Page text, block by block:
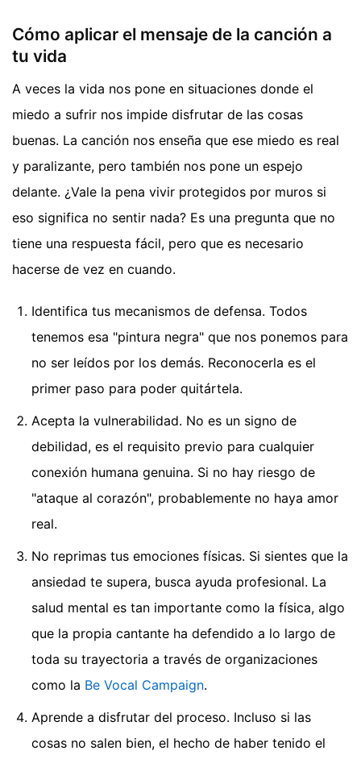
Cómo aplicar el mensaje de la canción a
tu vida
A veces la vida nos pone en situaciones donde el
miedo a sufrir nos impide disfrutar de las cosas
buenas. La canción nos enseña que ese miedo es real
y paralizante, pero también nos pone un espejo
delante. ¿Vale la pena vivir protegidos por muros si
eso significa no sentir nada? Es una pregunta que no
tiene una respuesta fácil, pero que es necesario
hacerse de vez en cuando.
Identifica tus mecanismos de defensa. Todos
tenemos esa "pintura negra" que nos ponemos para
no ser leídos por los demás. Reconocerla es el
primer paso para poder quitártela.
Acepta la vulnerabilidad. No es un signo de
debilidad, es el requisito previo para cualquier
conexión humana genuina. Si no hay riesgo de
"ataque al corazón", probablemente no haya amor
real.
No reprimas tus emociones físicas. Si sientes que la
ansiedad te supera, busca ayuda profesional. La
salud mental es tan importante como la física, algo
que la propia cantante ha defendido a lo largo de
toda su trayectoria a través de organizaciones
como la Be Vocal Campaign.
Aprende a disfrutar del proceso. Incluso si las
cosas no salen bien, el hecho de haber tenido el